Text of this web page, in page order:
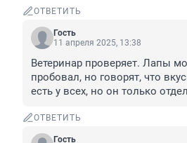
ОТВЕТИТЬ
Гость
11 апреля 2025, 13:38
Ветеринар проверяет. Лапы
пробовал, но говорят, что
есть у всех, но он только
ОТВЕТИТЬ
Гость